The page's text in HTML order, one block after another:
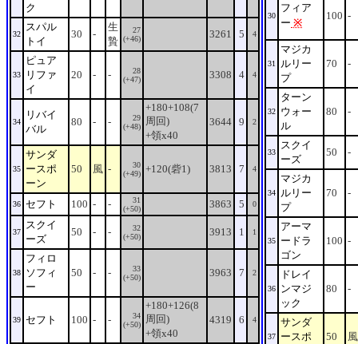
ク
32
スパル
トイ
30 -
生
贄
27
(+46)
3261 5 4
33
ピュア
リファ
イ
20 - -
28
(+47)
3308 4 4
34
リバイ
バル
80 - -
29
(+48)
+180+108(7
周回)
+領x40
3644 9 2
35
サンダ
ースポ
ーン
50 風 -
30
(+49) +120(砦1) 3813 7 4
36 セフト 100 - -
31
(+50)
3863 5 0
37
スクイ
ーズ
50 - -
32
(+50)
3913 1 1
38
フィロ
ソフィ
ー
50 - -
33
(+50)
3963 7 2
39 セフト 100 - -
34
(+50)
+180+126(8
周回)
+領x40
4319 6 4
30
フィア
ー ※
100 -
31
マジカ
ルリー
プ
70 -
32
ターン
ウォー
ル
80 -
33
スクイ
ーズ
50 -
34
マジカ
ルリー
プ
70 -
35
アーマ
ードラ
ゴン
100 -
36
ドレイ
ンマジ
ック
80 -
37
サンダ
ースポ
50 風